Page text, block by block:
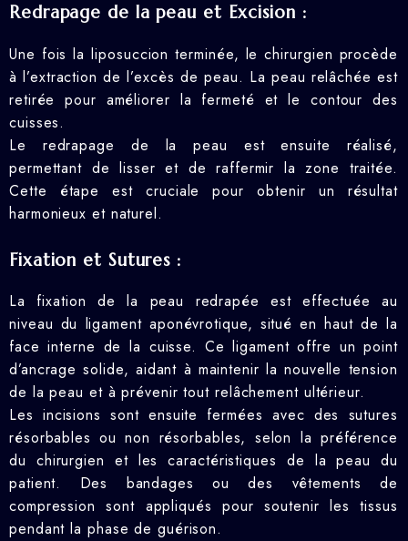
Redrapage de la peau et Excision :
Une fois la liposuccion terminée, le chirurgien procède
à l’extraction de l’excès de peau. La peau relâchée est
retirée pour améliorer la fermeté et le contour des
cuisses.
Le redrapage de la peau est ensuite réalisé,
permettant de lisser et de raffermir la zone traitée.
Cette étape est cruciale pour obtenir un résultat
harmonieux et naturel.
Fixation et Sutures :
La fixation de la peau redrapée est effectuée au
niveau du ligament aponévrotique, situé en haut de la
face interne de la cuisse. Ce ligament offre un point
d’ancrage solide, aidant à maintenir la nouvelle tension
de la peau et à prévenir tout relâchement ultérieur.
Les incisions sont ensuite fermées avec des sutures
résorbables ou non résorbables, selon la préférence
du chirurgien et les caractéristiques de la peau du
patient. Des bandages ou des vêtements de
compression sont appliqués pour soutenir les tissus
pendant la phase de guérison.